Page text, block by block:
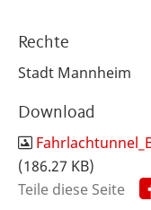
Rechte
Stadt Mannheim
Download
(186.27 KB)
Teile diese Seite